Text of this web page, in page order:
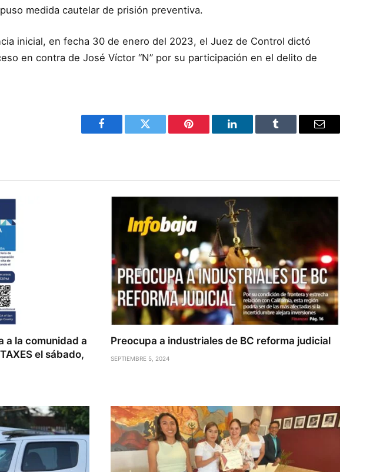
medida cautelar de prisión preventiva.
inicial, en fecha 30 de enero del 2023, el Juez de Control dictó
en contra de José Víctor “N” por su participación en el delito de
Facebook Twitter Pinterest LinkedIn Tumblr Email
a la comunidad a
el sábado,
Preocupa a industriales de BC reforma judicial
SEPTIEMBRE 5, 2024